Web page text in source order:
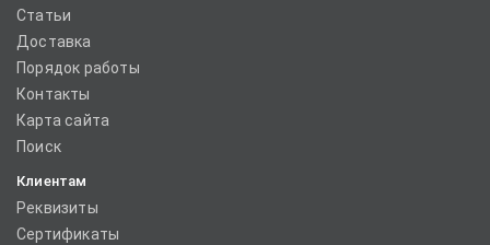
Статьи
Доставка
Порядок работы
Контакты
Карта сайта
Поиск
Клиентам
Реквизиты
Сертификаты